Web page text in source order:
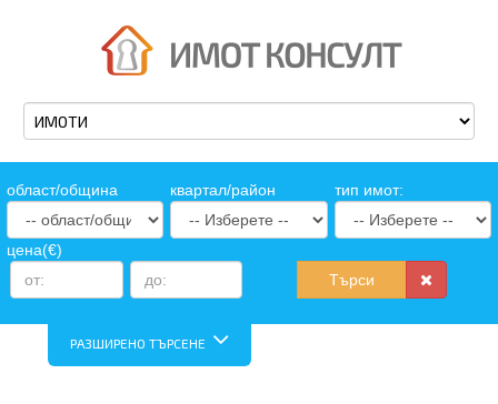
oбласт/община квартал/район тип имот:
цена(€)
Търси
РАЗШИРЕНО ТЪРСЕНЕ